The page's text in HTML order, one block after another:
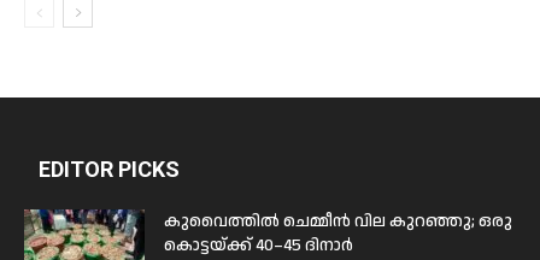
EDITOR PICKS
കുവൈത്തിൽ ചെമ്മീൻ വില കുറഞ്ഞു; ഒരു
കൊട്ടയ്ക്ക് 40–45 ദിനാർ